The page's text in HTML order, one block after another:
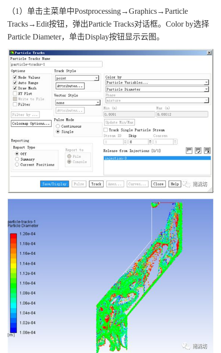
（1）单击主菜单中Postprocessing→Graphics→Particle
Tracks→Edit按钮，弹出Particle Tracks对话框。Color by选择
Particle Diameter，单击Display按钮显示云图。